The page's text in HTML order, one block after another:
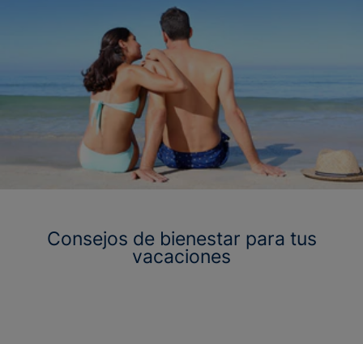
Consejos de bienestar para tus
vacaciones